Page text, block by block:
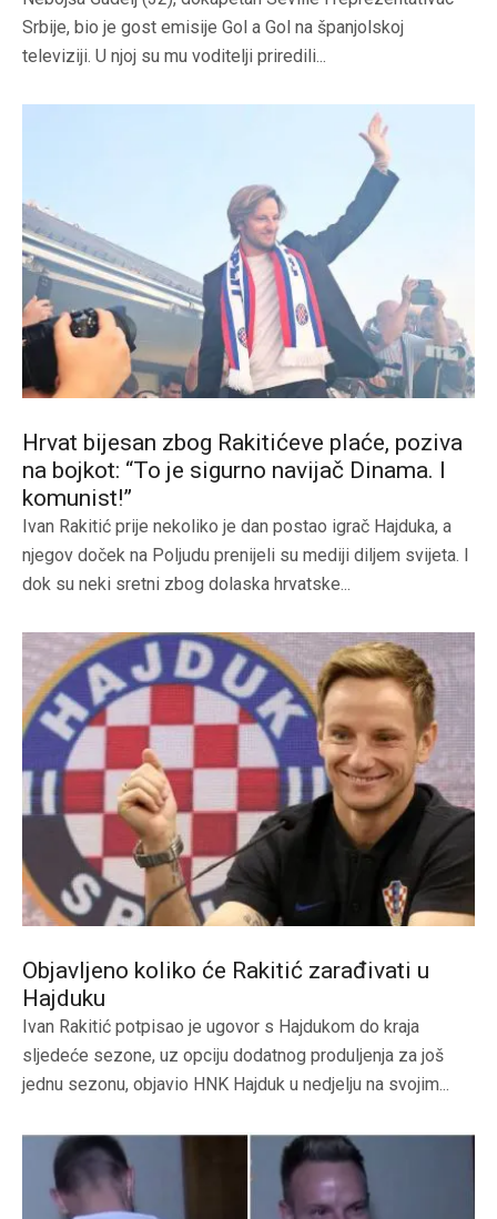
Srbije, bio je gost emisije Gol a Gol na španjolskoj
televiziji. U njoj su mu voditelji priredili...
Hrvat bijesan zbog Rakitićeve plaće, poziva
na bojkot: “To je sigurno navijač Dinama. I
komunist!”
Ivan Rakitić prije nekoliko je dan postao igrač Hajduka, a
njegov doček na Poljudu prenijeli su mediji diljem svijeta. I
dok su neki sretni zbog dolaska hrvatske...
Objavljeno koliko će Rakitić zarađivati u
Hajduku
Ivan Rakitić potpisao je ugovor s Hajdukom do kraja
sljedeće sezone, uz opciju dodatnog produljenja za još
jednu sezonu, objavio HNK Hajduk u nedjelju na svojim...